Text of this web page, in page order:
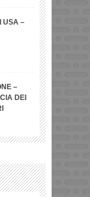
USA –
–
DEI